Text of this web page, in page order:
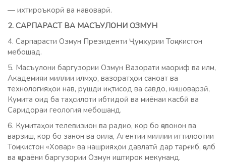
— ихтироъкорӣ ва навоварӣ.
2. САРПАРАСТ ВА МАСЪУЛОНИ ОЗМУН
4. Сарпарасти Озмун Президенти Ҷумҳурии Тоҷикистон
мебошад.
5. Масъулони баргузории Озмун Вазорати маориф ва илм,
Академияи миллии илмҳо, вазоратҳои саноат ва
технологияҳои нав, рушди иқтисод ва савдо, кишоварзӣ,
Кумита оид ба таҳсилоти ибтидоӣ ва миёнаи касбӣ ва
Саридораи геология мебошанд.
6. Кумитаҳои телевизион ва радио, кор бо ҷавонон ва
варзиш, кор бо занон ва оила, Агентии миллии иттилоотии
Тоҷикистон «Ховар» ва нашрияҳои давлатӣ дар тарғиб, ҷалб
ва ҷараёни баргузории Озмун иштирок мекунанд.